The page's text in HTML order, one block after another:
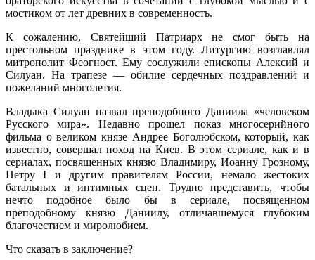
мостиком от лет древних в современность.
К сожалению, Святейший Патриарх не смог быть на
престольном празднике в этом году. Литургию возглавлял
митрополит Феогност. Ему сослужили епископы Алексий и
Силуан. На трапезе — обилие сердечных поздравлений и
пожеланий многолетия.
Владыка Силуан назвал преподобного Даниила «человеком
Русского мира». Недавно прошел показ многосерийного
фильма о великом князе Андрее Боголюбском, который, как
известно, совершал поход на Киев. В этом сериале, как и в
сериалах, посвященных князю Владимиру, Иоанну Грозному,
Петру I и другим правителям России, немало жестоких
батальных и интимных сцен. Трудно представить, чтобы
нечто подобное было бы в сериале, посвященном
преподобному князю Даниилу, отличавшемуся глубоким
благочестием и миролюбием.
Что сказать в заключение?